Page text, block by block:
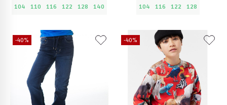
104 110 116 122 128 140 104 116 122 128
-40% -40%